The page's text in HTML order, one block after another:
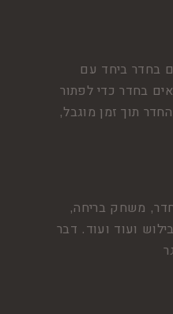
בחדר ביחד עם
בחדר כדי לפתור
תוך זמן מוגבל,
משחק בריחה,
ועוד ועוד. דבר